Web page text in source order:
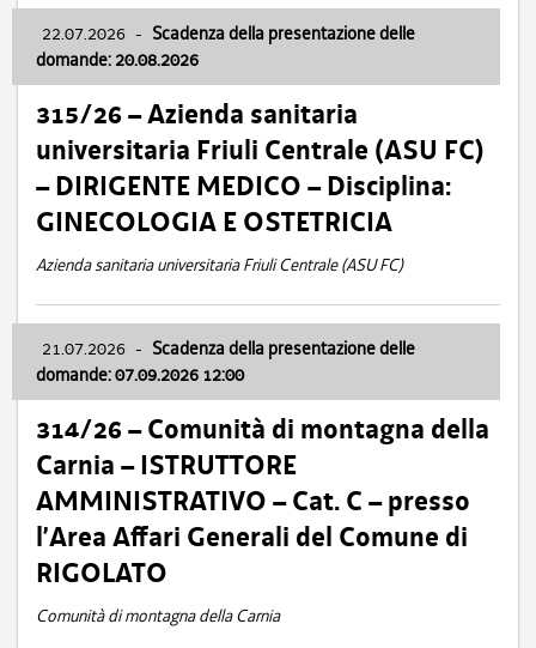
22.07.2026 - Scadenza della presentazione delle
domande: 20.08.2026
315/26 – Azienda sanitaria
universitaria Friuli Centrale (ASU FC)
– DIRIGENTE MEDICO – Disciplina:
GINECOLOGIA E OSTETRICIA
Azienda sanitaria universitaria Friuli Centrale (ASU FC)
21.07.2026 - Scadenza della presentazione delle
domande: 07.09.2026 12:00
314/26 – Comunità di montagna della
Carnia – ISTRUTTORE
AMMINISTRATIVO – Cat. C – presso
l’Area Affari Generali del Comune di
RIGOLATO
Comunità di montagna della Carnia